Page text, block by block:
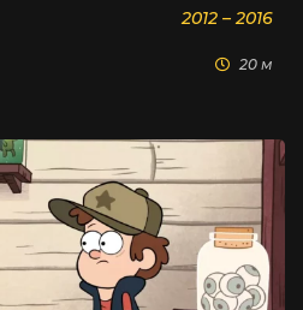
2012 – 2016
20 м